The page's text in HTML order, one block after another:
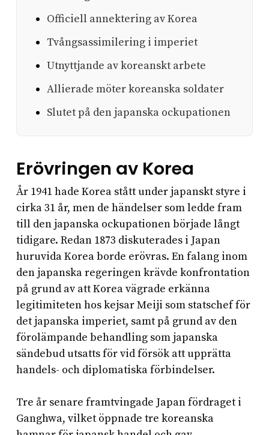
Officiell annektering av Korea
Tvångsassimilering i imperiet
Utnyttjande av koreanskt arbete
Allierade möter koreanska soldater
Slutet på den japanska ockupationen
Erövringen av Korea
År 1941 hade Korea stått under japanskt styre i
cirka 31 år, men de händelser som ledde fram
till den japanska ockupationen började långt
tidigare. Redan 1873 diskuterades i Japan
huruvida Korea borde erövras. En falang inom
den japanska regeringen krävde konfrontation
på grund av att Korea vägrade erkänna
legitimiteten hos kejsar Meiji som statschef för
det japanska imperiet, samt på grund av den
förolämpande behandling som japanska
sändebud utsatts för vid försök att upprätta
handels- och diplomatiska förbindelser.
Tre år senare framtvingade Japan fördraget i
Ganghwa, vilket öppnade tre koreanska